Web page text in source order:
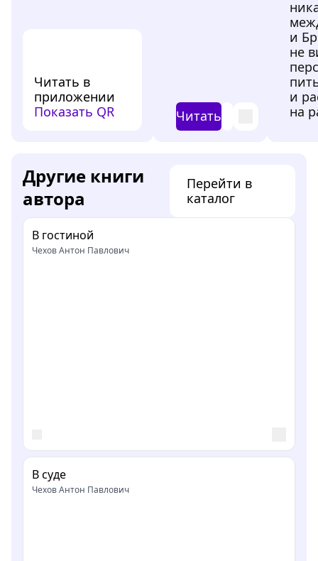
Читать в
приложении
Показать QR
Читать
и
не
и
на
Другие книги
автора
Перейти в
каталог
В гостиной
Чехов Антон Павлович
В суде
Чехов Антон Павлович